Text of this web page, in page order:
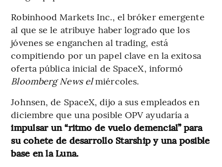
Robinhood Markets Inc., el bróker emergente
al que se le atribuye haber logrado que los
jóvenes se enganchen al trading, está
compitiendo por un papel clave en la exitosa
oferta pública inicial de SpaceX, informó
Bloomberg News elmiércoles.
Johnsen, de SpaceX, dijo a sus empleados en
diciembre que una posible OPV ayudaría a
impulsar un “ritmo de vuelo demencial” para
su cohete de desarrollo Starship y una posible
base en la Luna.